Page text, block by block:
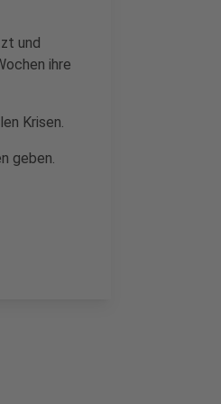
und
ihre
Krisen.
geben.